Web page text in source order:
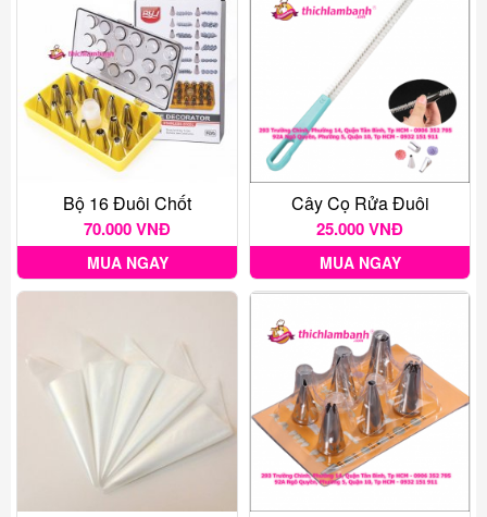
Bộ 16 Đuôi Chốt
70.000 VNĐ
MUA NGAY
Cây Cọ Rửa Đuôi
25.000 VNĐ
MUA NGAY